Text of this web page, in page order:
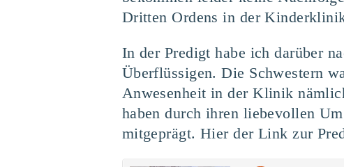
Dritten Ordens in der
In der Predigt habe ich darüber
Überflüssigen. Die Schwestern
Anwesenheit in der Klinik
haben durch ihren liebevollen
mitgeprägt. Hier der Link zur